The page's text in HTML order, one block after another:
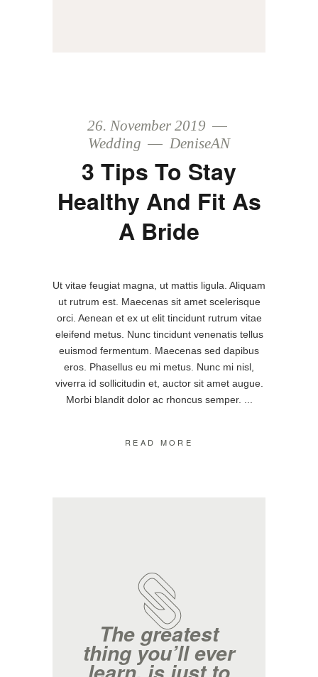
26. November 2019
Wedding
DeniseAN
3 Tips To Stay
Healthy And Fit As
A Bride
Ut vitae feugiat magna, ut mattis ligula. Aliquam
ut rutrum est. Maecenas sit amet scelerisque
orci. Aenean et ex ut elit tincidunt rutrum vitae
eleifend metus. Nunc tincidunt venenatis tellus
euismod fermentum. Maecenas sed dapibus
eros. Phasellus eu mi metus. Nunc mi nisl,
viverra id sollicitudin et, auctor sit amet augue.
Morbi blandit dolor ac rhoncus semper.
READ MORE
The greatest
thing you’ll ever